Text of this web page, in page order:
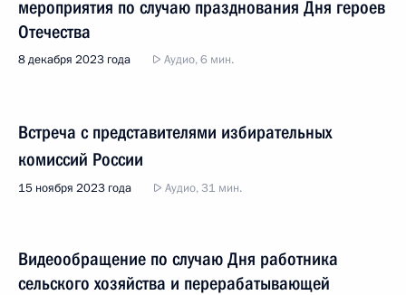
мероприятия по случаю празднования Дня героев
Отечества
8 декабря 2023 года Аудио, 6 мин.
Встреча с представителями избирательных
комиссий России
15 ноября 2023 года Аудио, 31 мин.
Видеообращение по случаю Дня работника
сельского хозяйства и перерабатывающей